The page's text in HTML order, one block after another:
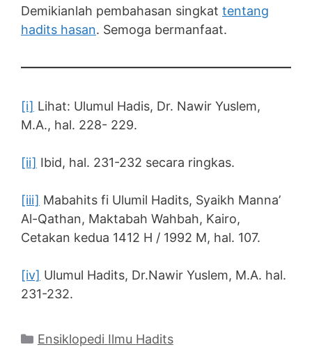
Demikianlah pembahasan singkat tentang
hadits hasan. Semoga bermanfaat.
[i] Lihat: Ulumul Hadis, Dr. Nawir Yuslem,
M.A., hal. 228- 229.
[ii] Ibid, hal. 231-232 secara ringkas.
[iii] Mabahits fi Ulumil Hadits, Syaikh Manna’
Al-Qathan, Maktabah Wahbah, Kairo,
Cetakan kedua 1412 H / 1992 M, hal. 107.
[iv] Ulumul Hadits, Dr.Nawir Yuslem, M.A. hal.
231-232.
Categories
Ensiklopedi Ilmu Hadits